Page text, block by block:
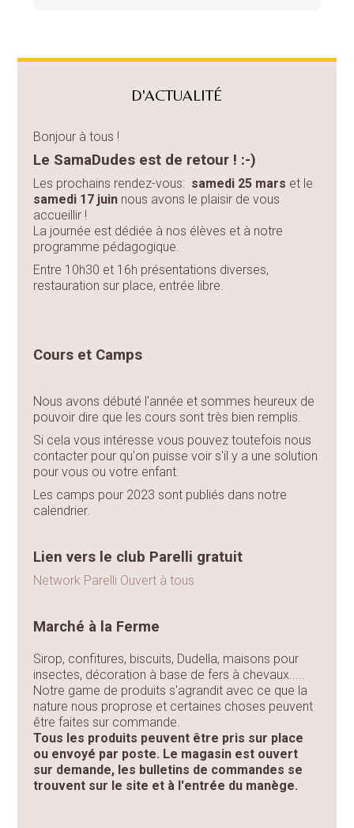
D'ACTUALITÉ
Bonjour à tous !
Le SamaDudes est de retour ! :-)
Les prochains rendez-vous: samedi 25 mars et le
samedi 17 juin nous avons le plaisir de vous
accueillir !
La journée est dédiée à nos élèves et à notre
programme pédagogique.
Entre 10h30 et 16h présentations diverses,
restauration sur place, entrée libre.
Cours et Camps
Nous avons débuté l'année et sommes heureux de
pouvoir dire que les cours sont très bien remplis.
Si cela vous intéresse vous pouvez toutefois nous
contacter pour qu'on puisse voir s'il y a une solution
pour vous ou votre enfant.
Les camps pour 2023 sont publiés dans notre
calendrier.
Lien vers le club Parelli gratuit
Network Parelli Ouvert à tous
Marché à la Ferme
Sirop, confitures, biscuits, Dudella, maisons pour
insectes, décoration à base de fers à chevaux.....
Notre game de produits s'agrandit avec ce que la
nature nous proprose et certaines choses peuvent
être faites sur commande.
Tous les produits peuvent être pris sur place
ou envoyé par poste. Le magasin est ouvert
sur demande, les bulletins de commandes se
trouvent sur le site et à l'entrée du manège.